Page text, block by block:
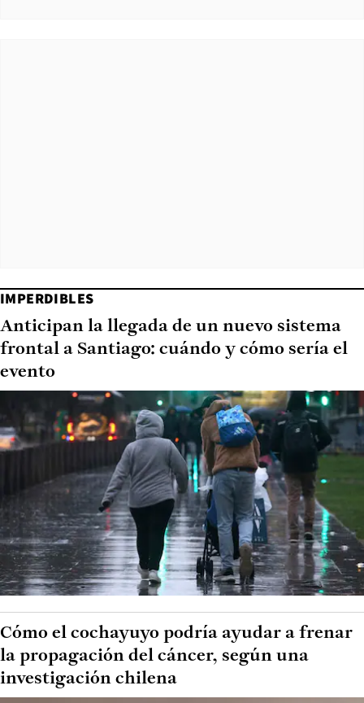
IMPERDIBLES
Anticipan la llegada de un nuevo sistema
frontal a Santiago: cuándo y cómo sería el
evento
Cómo el cochayuyo podría ayudar a frenar
la propagación del cáncer, según una
investigación chilena